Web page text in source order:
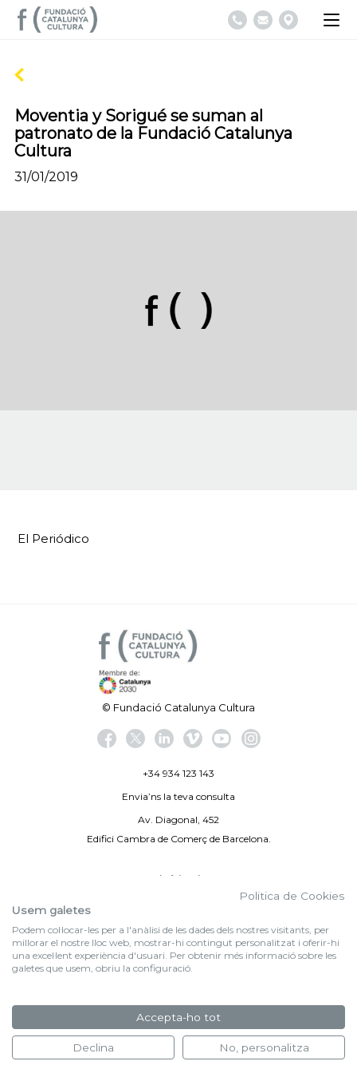
Moventia y Sorigué se suman al
patronato de la Fundació Catalunya
Cultura
31/01/2019
El Periódico
© Fundació Catalunya Cultura
+34 934 123 143
Envia’ns la teva consulta
Av. Diagonal, 452
Edifici Cambra de Comerç de Barcelona.
Avís legal
By 100X100NET
f (NEWSLETTER)
FORMULARI D'INSCRIPCIÓ
Politica de Cookies
Usem galetes
Podem col·locar-les per a l'anàlisi de les dades dels nostres visitants, per
millorar el nostre lloc web, mostrar-hi contingut personalitzat i oferir-hi
una excel·lent experiència d'usuari. Per obtenir més informació sobre les
galetes que usem, obriu la configuració.
Accepta-ho tot
Declina No, personalitza